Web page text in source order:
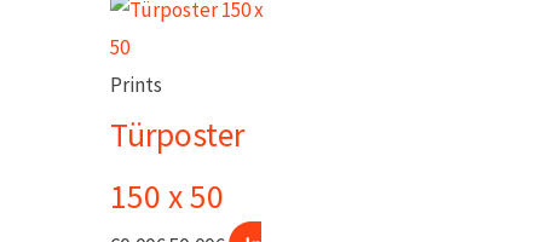
Prints
Türposter
150 x 50